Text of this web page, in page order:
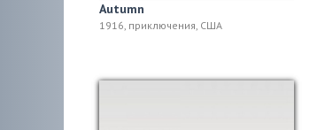
Autumn
1916, приключения, США